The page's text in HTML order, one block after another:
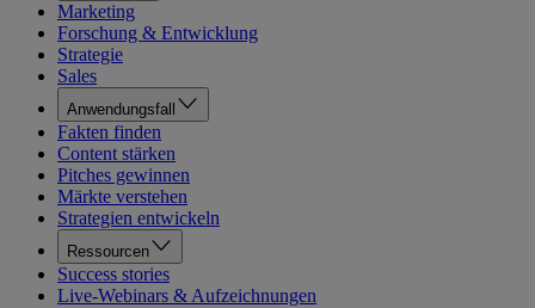
Marketing
Forschung & Entwicklung
Strategie
Sales
Anwendungsfall
Fakten finden
Content stärken
Pitches gewinnen
Märkte verstehen
Strategien entwickeln
Ressourcen
Success stories
Live-Webinars & Aufzeichnungen